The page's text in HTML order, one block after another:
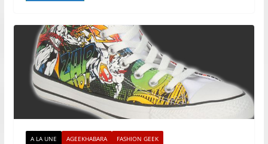
A LA UNE AGEEKHABARA FASHION GEEK